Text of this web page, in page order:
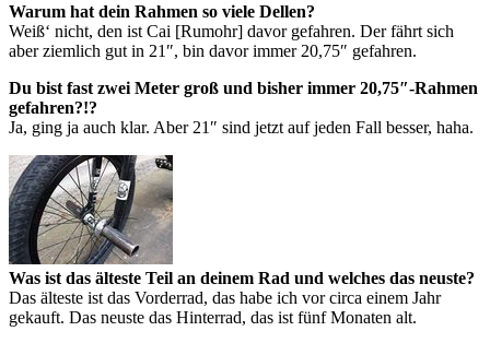
Warum hat dein Rahmen so viele Dellen?
Weiß‘ nicht, den ist Cai [Rumohr] davor gefahren. Der fährt sich
aber ziemlich gut in 21″, bin davor immer 20,75″ gefahren.
Du bist fast zwei Meter groß und bisher immer 20,75″-Rahmen
gefahren?!?
Ja, ging ja auch klar. Aber 21″ sind jetzt auf jeden Fall besser, haha.
Was ist das älteste Teil an deinem Rad und welches das neuste?
Das älteste ist das Vorderrad, das habe ich vor circa einem Jahr
gekauft. Das neuste das Hinterrad, das ist fünf Monaten alt.